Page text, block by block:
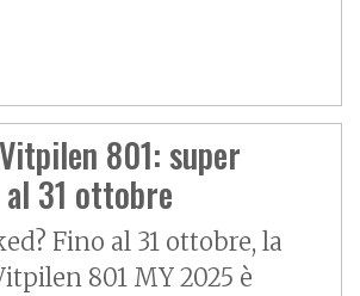
801: super
31 ottobre
Fino al 31 ottobre, la
801 MY 2025 è